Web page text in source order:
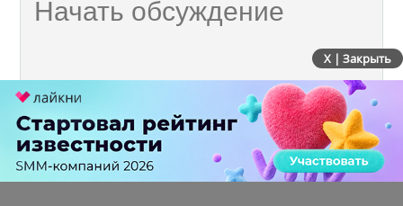
X | Закрыть